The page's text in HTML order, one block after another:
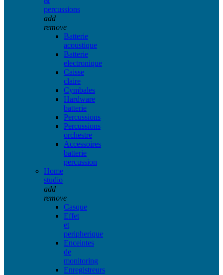
percussions
add
remove
Batterie
acoustique
Batterie
electronique
Caisse
claire
Cymbales
Hardware
batterie
Percussions
Percussions
orchestre
Accessoires
batterie
percussion
Home
studio
add
remove
Casque
Effet
et
peripherique
Enceintes
de
monitoring
Enregistreurs